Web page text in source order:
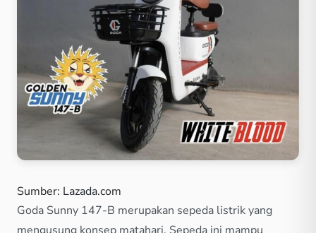
Sumber: Lazada.com
Goda Sunny 147-B merupakan sepeda listrik yang